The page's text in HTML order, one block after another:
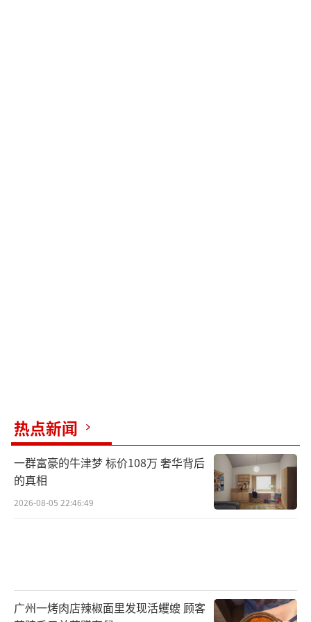
热点新闻
一群富豪的牛津梦 标价108万 奢华背后
的真相
2026-08-05 22:46:49
广州一烤肉店辣椒面里发现活蠼螋 顾客